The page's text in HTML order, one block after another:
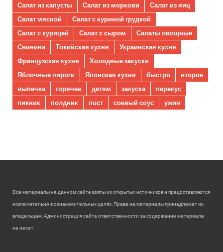
Салат из капусты
Салат из моркови
Салат из яиц
Салат мясной
Салат с куриной грудкой
Салат с курицей
Салат с сыром
Салаты овощные
Свинина
Токийская кухня
Украинская кухня
Французская кухня
Холодные закуски
Яблочные пироги
Японская кухня быстро
второе
выпечка
горячее детям закуска
перекус
пикник
полдник пост соевый соус ужин
Все материалы на данном сайте взяты из открытых источников и предоставляются
исключительно в ознакомительных целях. Права на материалы принадлежат их
владельцам. Администрация сайта ответственности за содержание материала
не несет.